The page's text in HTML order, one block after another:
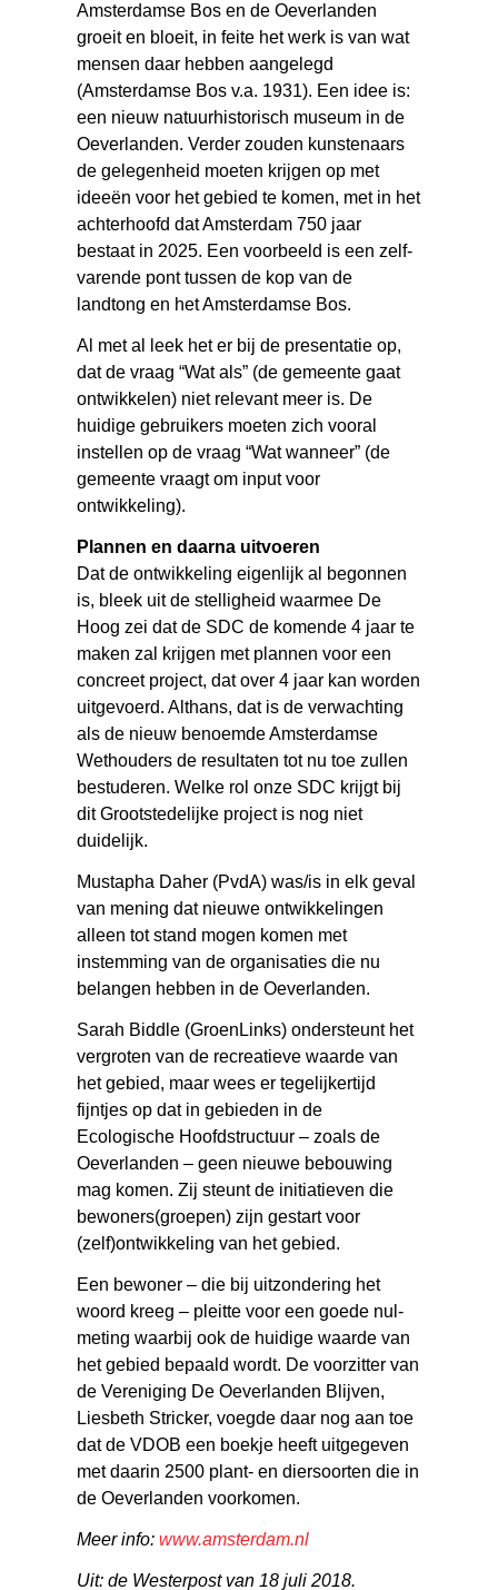
Amsterdamse Bos en de Oeverlanden
groeit en bloeit, in feite het werk is van wat
mensen daar hebben aangelegd
(Amsterdamse Bos v.a. 1931). Een idee is:
een nieuw natuurhistorisch museum in de
Oeverlanden. Verder zouden kunstenaars
de gelegenheid moeten krijgen op met
ideeën voor het gebied te komen, met in het
achterhoofd dat Amsterdam 750 jaar
bestaat in 2025. Een voorbeeld is een zelf-
varende pont tussen de kop van de
landtong en het Amsterdamse Bos.
Al met al leek het er bij de presentatie op,
dat de vraag “Wat als” (de gemeente gaat
ontwikkelen) niet relevant meer is. De
huidige gebruikers moeten zich vooral
instellen op de vraag “Wat wanneer” (de
gemeente vraagt om input voor
ontwikkeling).
Plannen en daarna uitvoeren
Dat de ontwikkeling eigenlijk al begonnen
is, bleek uit de stelligheid waarmee De
Hoog zei dat de SDC de komende 4 jaar te
maken zal krijgen met plannen voor een
concreet project, dat over 4 jaar kan worden
uitgevoerd. Althans, dat is de verwachting
als de nieuw benoemde Amsterdamse
Wethouders de resultaten tot nu toe zullen
bestuderen. Welke rol onze SDC krijgt bij
dit Grootstedelijke project is nog niet
duidelijk.
Mustapha Daher (PvdA) was/is in elk geval
van mening dat nieuwe ontwikkelingen
alleen tot stand mogen komen met
instemming van de organisaties die nu
belangen hebben in de Oeverlanden.
Sarah Biddle (GroenLinks) ondersteunt het
vergroten van de recreatieve waarde van
het gebied, maar wees er tegelijkertijd
fijntjes op dat in gebieden in de
Ecologische Hoofdstructuur – zoals de
Oeverlanden – geen nieuwe bebouwing
mag komen. Zij steunt de initiatieven die
bewoners(groepen) zijn gestart voor
(zelf)ontwikkeling van het gebied.
Een bewoner – die bij uitzondering het
woord kreeg – pleitte voor een goede nul-
meting waarbij ook de huidige waarde van
het gebied bepaald wordt. De voorzitter van
de Vereniging De Oeverlanden Blijven,
Liesbeth Stricker, voegde daar nog aan toe
dat de VDOB een boekje heeft uitgegeven
met daarin 2500 plant- en diersoorten die in
de Oeverlanden voorkomen.
Meer info:www.amsterdam.nl
Uit: de Westerpost van 18 juli 2018.